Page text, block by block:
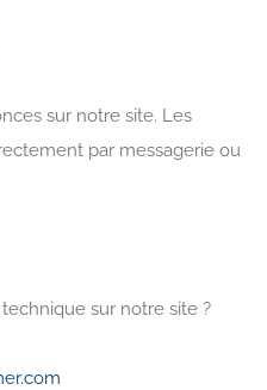
sur notre site. Les
par messagerie ou
sur notre site ?